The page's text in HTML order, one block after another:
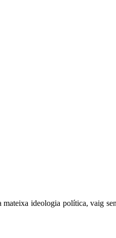
ideologia política, vaig